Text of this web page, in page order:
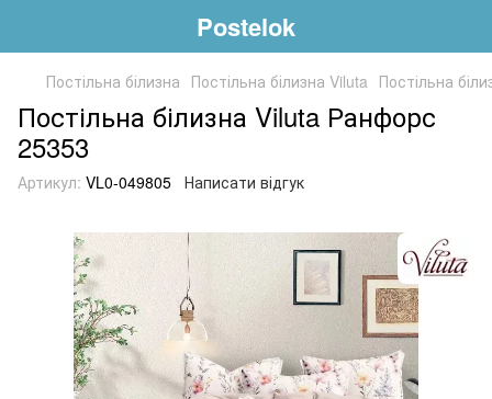
Postelok
Постільна білизна Постільна білизна Viluta Постільна
Постільна білизна Viluta Ранфорс
25353
Артикул: VL0-049805 Написати відгук